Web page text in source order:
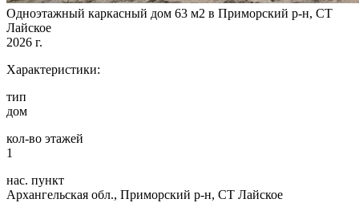
Одноэтажный каркасный дом 63 м2 в Приморский р-н, СТ
Лайское
2026 г.
Характеристики:
тип
дом
кол-во этажей
1
нас. пункт
Архангельская обл., Приморский р-н, СТ Лайское